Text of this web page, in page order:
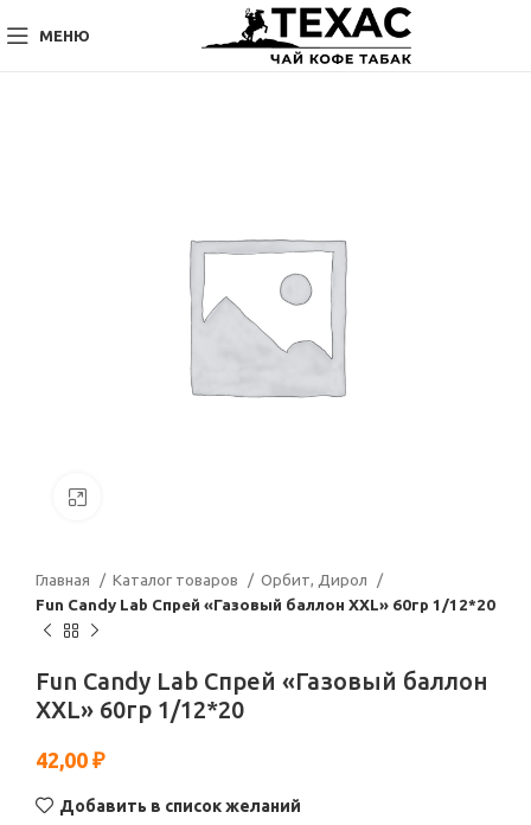
МЕНЮ
Главная Каталог товаров
Орбит, Дирол
Fun Candy Lab Спрей «Газовый баллон XXL» 60гр 1/12*20
Fun Candy Lab Спрей «Газовый баллон
XXL» 60гр 1/12*20
42,00 ₽
Добавить в список желаний